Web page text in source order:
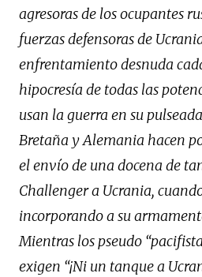
agresoras de los ocupantes
fuerzas defensoras de
enfrentamiento desnuda
hipocresía de todas las
usan la guerra en su
Bretaña y Alemania hacen
el envío de una docena de
Challenger a Ucrania,
incorporando a su
Mientras los pseudo
exigen “¡Ni un tanque a